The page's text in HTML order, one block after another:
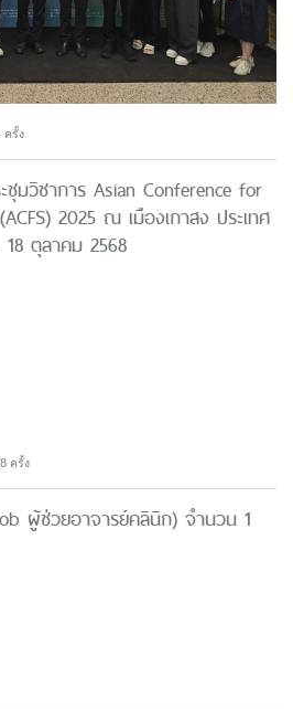
ครั้ง
มวิชาการ Asian Conference for
2025 ณ เมืองเกาสง ประเทศ
ตุลาคม 2568
ครั้ง
ผู้ช่วยอาจารย์คลินิก) จำนวน 1